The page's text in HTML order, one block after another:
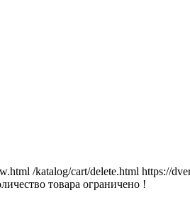
/katalog/cart/delete.html https://
товара ограничено !